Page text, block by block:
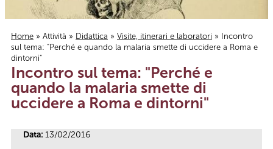
Tu sei qui
Home » Attività » Didattica » Visite, itinerari e laboratori » Incontro
sul tema: "Perché e quando la malaria smette di uccidere a Roma e
dintorni"
Incontro sul tema: "Perché e
quando la malaria smette di
uccidere a Roma e dintorni"
Data: 13/02/2016